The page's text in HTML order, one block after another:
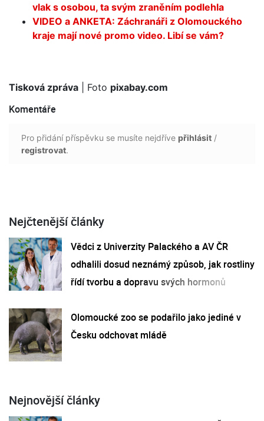
vlak s osobou, ta svým zraněním podlehla
VIDEO a ANKETA: Záchranáři z Olomouckého
kraje mají nové promo video. Libí se vám?
Tisková zpráva | Foto pixabay.com
Komentáře
Pro přidání příspěvku se musíte nejdříve přihlásit /
registrovat.
Nejčtenější články
Vědci z Univerzity Palackého a AV ČR
odhalili dosud neznámý způsob, jak rostliny
řídí tvorbu a dopravu svých hormonů
Olomoucké zoo se podařilo jako jediné v
Česku odchovat mládě
Nejnovější články